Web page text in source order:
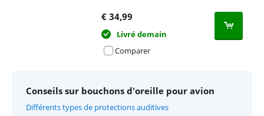
€ 34,99
Livré demain
Comparer
Conseils sur bouchons d'oreille pour avion
Différents types de protections auditives